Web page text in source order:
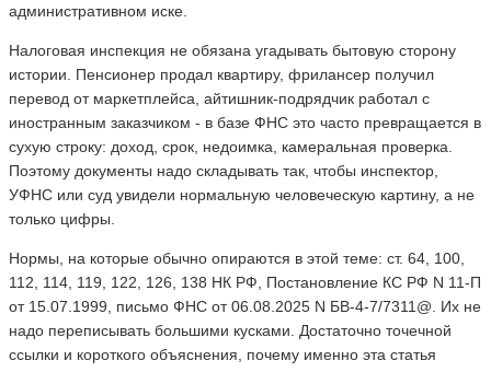
административном иске.
Налоговая инспекция не обязана угадывать бытовую сторону
истории. Пенсионер продал квартиру, фрилансер получил
перевод от маркетплейса, айтишник-подрядчик работал с
иностранным заказчиком - в базе ФНС это часто превращается в
сухую строку: доход, срок, недоимка, камеральная проверка.
Поэтому документы надо складывать так, чтобы инспектор,
УФНС или суд увидели нормальную человеческую картину, а не
только цифры.
Нормы, на которые обычно опираются в этой теме: ст. 64, 100,
112, 114, 119, 122, 126, 138 НК РФ, Постановление КС РФ N 11-П
от 15.07.1999, письмо ФНС от 06.08.2025 N БВ-4-7/7311@. Их не
надо переписывать большими кусками. Достаточно точечной
ссылки и короткого объяснения, почему именно эта статья